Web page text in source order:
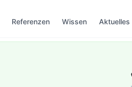
Referenzen Wissen Aktuelles